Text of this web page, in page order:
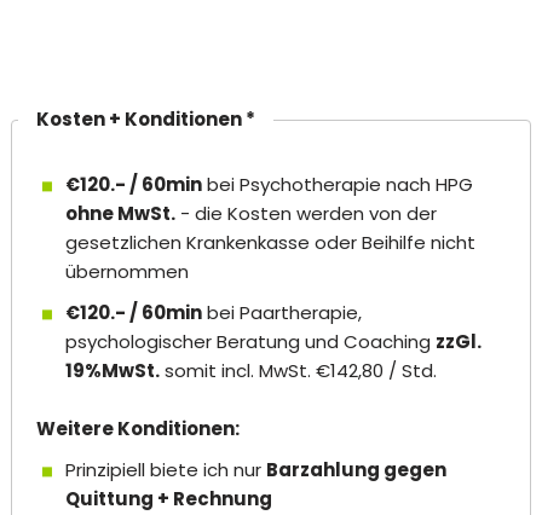
Kosten + Konditionen *
€120.- / 60minbei Psychotherapie nach HPG
ohne MwSt. - die Kosten werden von der
gesetzlichen Krankenkasse oder Beihilfe nicht
übernommen
€120.- / 60minbei Paartherapie,
psychologischer Beratung und Coaching zzGl.
19%MwSt.somit incl. MwSt. €142,80 / Std.
Weitere Konditionen:
Prinzipiell biete ich nur Barzahlung gegen
Quittung + Rechnung